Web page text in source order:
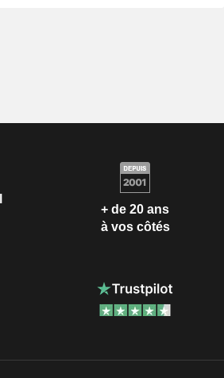
+ de 20 ans
à vos côtés